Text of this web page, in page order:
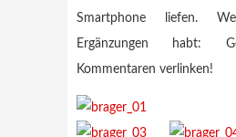
Smartphone liefen.
Ergänzungen habt:
Kommentaren verlinken!